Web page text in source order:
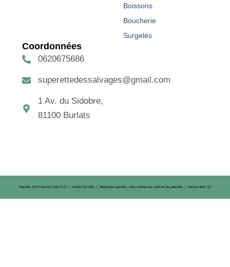
Boissons
Boucherie
Surgelés
Coordonnées
0620675686
superettedessalvages@gmail.com
1 Av. du Sidobre,
81100 Burlats
Paiement 100 % sécurisé (SSL/TLS) | Certifié ISO 9001 | Réservation garantie : votre créneau est confirmé dès paiement | Service client 7 j/7